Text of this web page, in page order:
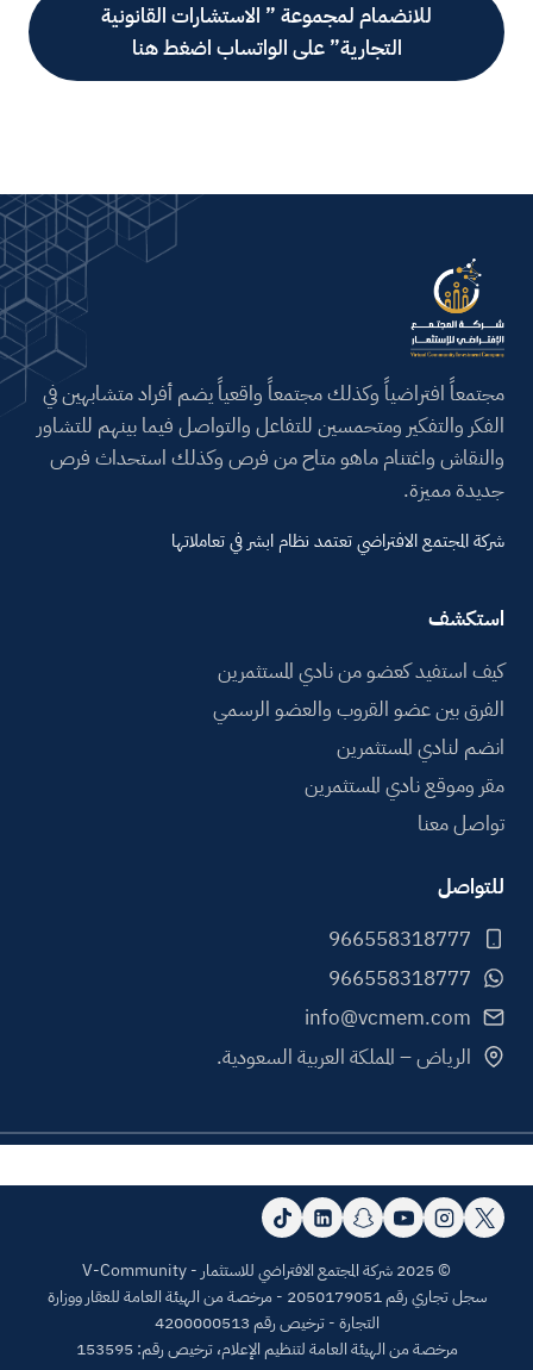
للانضمام لمجموعة ” الاستشارات القانونية
التجارية” على الواتساب اضغط هنا
مجتمعاً افتراضياً وكذلك مجتمعاً واقعياً يضم أفراد متشابهين في
الفكر والتفكير ومتحمسين للتفاعل والتواصل فيما بينهم للتشاور
والنقاش واغتنام ماهو متاح من فرص وكذلك استحداث فرص
جديدة مميزة.
شركة المجتمع الافتراضي تعتمد نظام ابشر في تعاملاتها
استكشف
كيف استفيد كعضو من نادي المستثمرين
الفرق بين عضو القروب والعضو الرسمي
انضم لنادي المستثمرين
مقر وموقع نادي المستثمرين
تواصل معنا
للتواصل
info@vcmem.com
الرياض – المملكة العربية السعودية.
© 2025 شركة المجتمع الافتراضي للاستثمار - V-Community
سجل تجاري رقم 2050179051 - مرخصة من الهيئة العامة للعقار ووزارة
التجارة - ترخيص رقم 4200000513
مرخصة من الهيئة العامة لتنظيم الإعلام، ترخيص رقم: 153595